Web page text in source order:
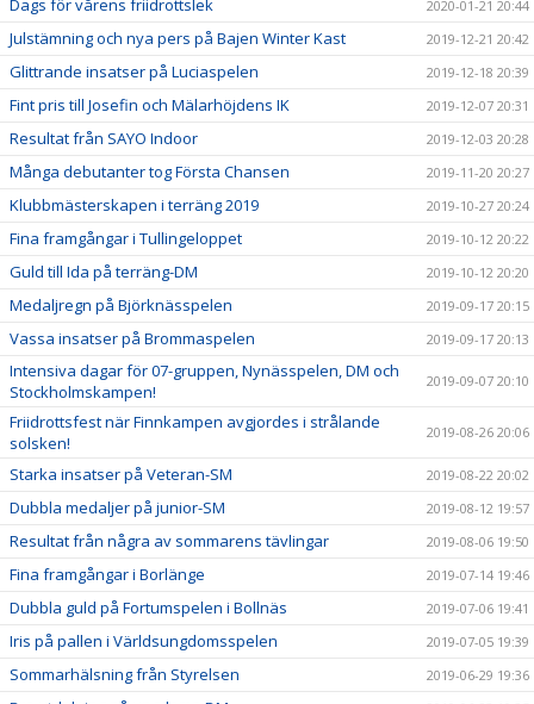
2020-01-21 20:44
Julstämning och nya pers på Bajen Winter Kast 2019-12-21 20:42
Glittrande insatser på Luciaspelen 2019-12-18 20:39
Fint pris till Josefin och Mälarhöjdens IK 2019-12-07 20:31
Resultat från SAYO Indoor 2019-12-03 20:28
Många debutanter tog Första Chansen 2019-11-20 20:27
Klubbmästerskapen i terräng 2019 2019-10-27 20:24
Fina framgångar i Tullingeloppet 2019-10-12 20:22
Guld till Ida på terräng-DM 2019-10-12 20:20
Medaljregn på Björknässpelen 2019-09-17 20:15
Vassa insatser på Brommaspelen 2019-09-17 20:13
Intensiva dagar för 07-gruppen, Nynässpelen, DM och
Stockholmskampen!
2019-09-07 20:10
Friidrottsfest när Finnkampen avgjordes i strålande
solsken!
2019-08-26 20:06
Starka insatser på Veteran-SM 2019-08-22 20:02
Dubbla medaljer på junior-SM 2019-08-12 19:57
Resultat från några av sommarens tävlingar 2019-08-06 19:50
Fina framgångar i Borlänge 2019-07-14 19:46
Dubbla guld på Fortumspelen i Bollnäs 2019-07-06 19:41
Iris på pallen i Världsungdomsspelen 2019-07-05 19:39
Sommarhälsning från Styrelsen 2019-06-29 19:36